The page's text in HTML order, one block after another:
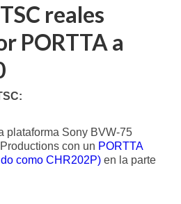
reales
PORTTA a
plataforma Sony BVW-75
con un PORTTA
como CHR202P) en la parte